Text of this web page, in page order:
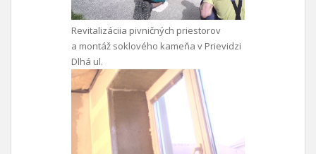
Revitalizáciia pivničných priestorov
a montáž soklového kameňa v Prievidzi
Dlhá ul.